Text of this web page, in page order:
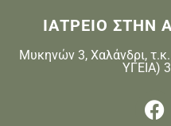
ΙΑΤΡΕΙΟ ΣΤΗΝ
Μυκηνών 3, Χαλάνδρι,
ΥΓΕΙΑ)